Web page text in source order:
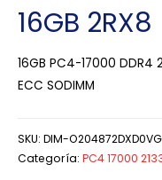
16GB 2RX8
16GB PC4-17000 DDR4
ECC SODIMM
SKU: DIM-O204872DXD0VG
Categoría: PC4 17000